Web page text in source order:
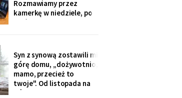
pudełku naklejka: moje
imię
Rozmawiamy przez
kamerkę w niedziele, po
pięć minut, bo „im się
angielsku, a syn
przetłumaczył ze
śmiechem: „pyta, kim jest
ta pani". Kupiłam zeszyt i
uczę się angielskiego
Syn z synową zostawili mi
górę domu, „dożywotnio,
mamo, przecież to
twoje". Od listopada na
górze grzeje tylko jeden